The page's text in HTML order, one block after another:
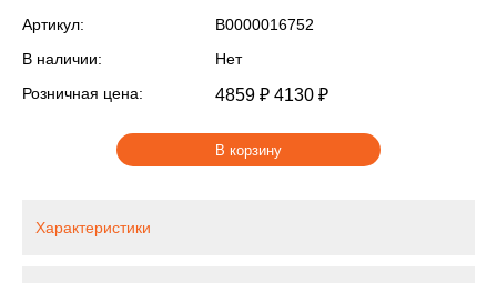
Артикул:
В0000016752
В наличии:
Нет
Розничная цена:
4859 ₽ 4130 ₽
В корзину
Характеристики